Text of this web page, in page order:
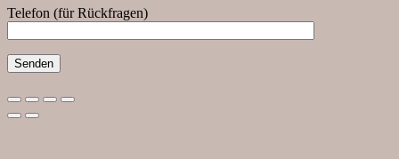
Telefon (für Rückfragen)